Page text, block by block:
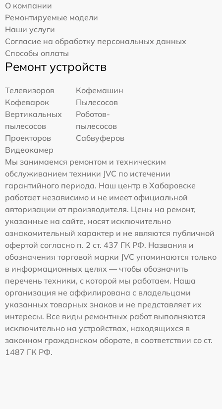
О компании
Ремонтируемые модели
Наши услуги
Согласие на обработку персональных данных
Способы оплаты
Ремонт устройств
Телевизоров
Кофемашин
Кофеварок
Пылесосов
Вертикальных
пылесосов
Роботов-
пылесосов
Проекторов
Сабвуферов
Видеокамер
Мы занимаемся ремонтом и техническим
обслуживанием техники JVC по истечении
гарантийного периода. Наш центр в Хабаровске
работает независимо и не имеет официальной
авторизации от производителя. Цены на ремонт,
указанные на сайте, носят исключительно
ознакомительный характер и не являются публичной
офертой согласно п. 2 ст. 437 ГК РФ. Названия и
обозначения торговой марки JVC упоминаются только
в информационных целях — чтобы обозначить
перечень техники, с которой мы работаем. Наша
организация не аффилирована с владельцами
указанных товарных знаков и не представляет их
интересы. Все виды ремонтных работ выполняются
исключительно на устройствах, находящихся в
законном гражданском обороте, в соответствии со ст.
1487 ГК РФ.